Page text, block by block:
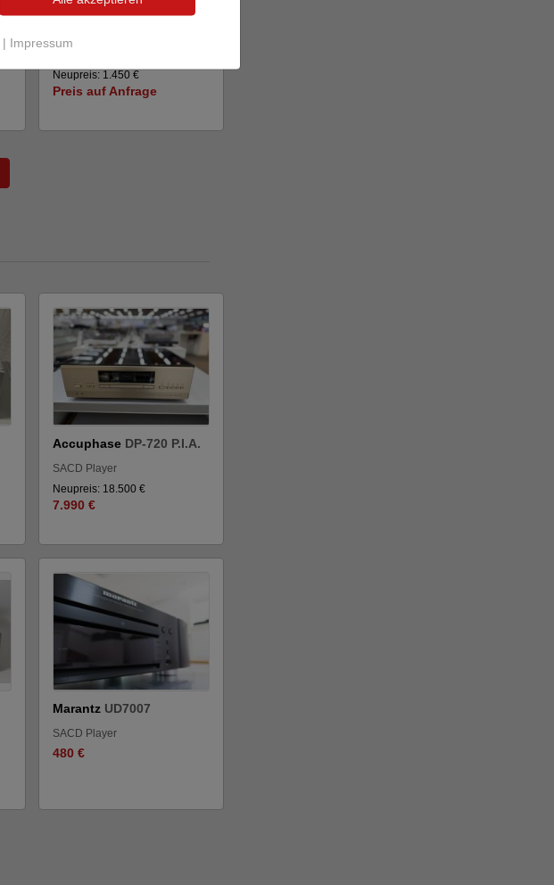
Cardas AudioClear Sky
Neupreis: 1.450 €
Preis auf Anfrage
Accuphase DP-720 P.I.A.
SACD Player
Neupreis: 18.500 €
7.990 €
Marantz UD7007
SACD Player
480 €
| Impressum